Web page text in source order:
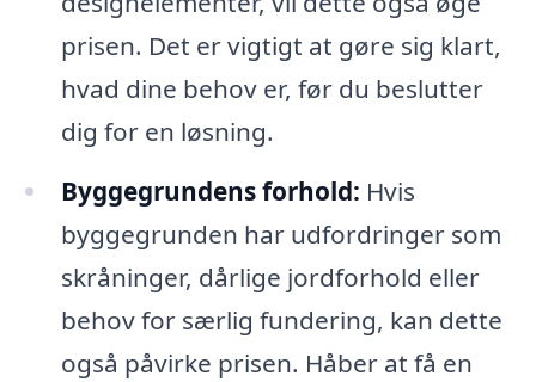
prisen. Det er vigtigt at gøre sig klart,
hvad dine behov er, før du beslutter
dig for en løsning.
Byggegrundens forhold: Hvis
byggegrunden har udfordringer som
skråninger, dårlige jordforhold eller
behov for særlig fundering, kan dette
også påvirke prisen. Håber at få en